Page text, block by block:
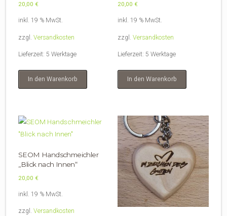
20,00 €
inkl. 19 % MwSt.
zzgl. Versandkosten
Lieferzeit: 5 Werktage
In den Warenkorb
20,00 €
inkl. 19 % MwSt.
zzgl. Versandkosten
Lieferzeit: 5 Werktage
In den Warenkorb
SEOM Handschmeichler
„Blick nach Innen“
20,00 €
inkl. 19 % MwSt.
zzgl. Versandkosten